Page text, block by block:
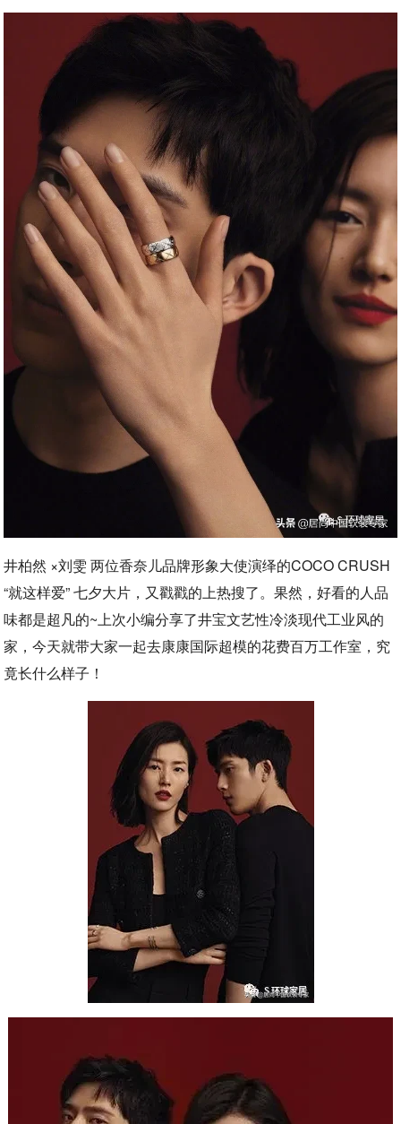
井柏然 ×刘雯 两位香奈儿品牌形象大使演绎的COCO CRUSH
“就这样爱” 七夕大片，又戳戳的上热搜了。果然，好看的人品
味都是超凡的~上次小编分享了井宝文艺性冷淡现代工业风的
家，今天就带大家一起去康康国际超模的花费百万工作室，究
竟长什么样子！